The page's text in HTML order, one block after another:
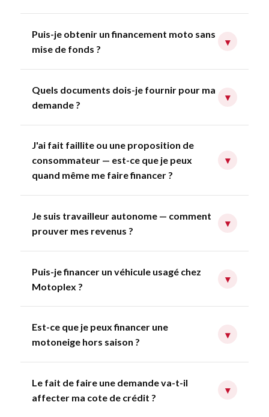
Puis-je obtenir un financement moto sans
mise de fonds ?
▾
Quels documents dois-je fournir pour ma
demande ?
▾
J'ai fait faillite ou une proposition de
consommateur — est-ce que je peux
quand même me faire financer ?
▾
Je suis travailleur autonome — comment
prouver mes revenus ?
▾
Puis-je financer un véhicule usagé chez
Motoplex ?
▾
Est-ce que je peux financer une
motoneige hors saison ?
▾
Le fait de faire une demande va-t-il
affecter ma cote de crédit ?
▾